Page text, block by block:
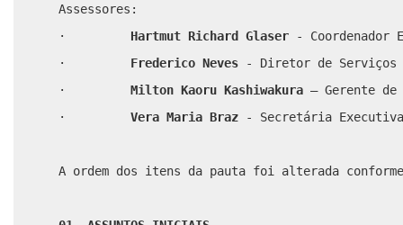
Assessores:
·
Hartmut Richard Glaser
- Coordenador
·
Frederico Neves
- Diretor de Serviços
·
Milton Kaoru Kashiwakura – Gerente
·
Vera Maria Braz - Secretária
A ordem dos itens da pauta foi alterada